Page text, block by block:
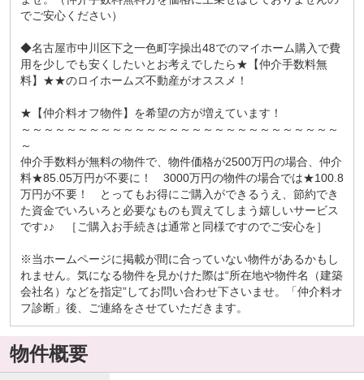
でご安心ください）
◆名古屋市中川区下之一色町字操出48でのマイホーム購入で費
用を少しでも安くしたいとお考えでしたら★【仲介手数料無
料】★★のロイホームズ不動産がオススメ！
★【仲介料オフ物件】を希望の方が増えています！
～～～～～～～～～～～～～～～～～～～～～～～～～～～～
～
仲介手数料が無料の物件で、物件価格が2500万円の場合、仲介
料★85.05万円が不要に！ 3000万円の物件の場合では★100.8
万円が不要！ とってもお得にご購入ができるうえ、節約でき
た資金でいろいろと必要なものも買えてしまう嬉しいサービス
です♪♪ ［ご購入お手続きは通常と同様ですのでご安心を］
※当ホームページに掲載が間に合っていない物件があるかもし
れません。気になる物件を見かけた際は“所在地や物件名（建築
会社名）などを指定”してお問い合わせ下さいませ。「仲介料オ
フ診断」後、ご連絡をさせていただきます。
物件概要